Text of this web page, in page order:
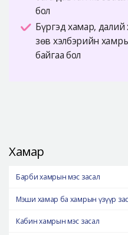
бол
Бүргэд хамар, далий
зөв хэлбэрийн
байгаа бол
Хамар
Барби хамрын мэс засал
Мэши хамар ба хамрын үзүүр
Кабин хамрын мэс засал